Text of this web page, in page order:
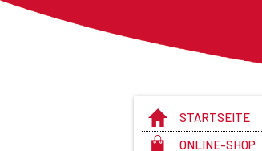
STARTSEITE
ONLINE-SHOP